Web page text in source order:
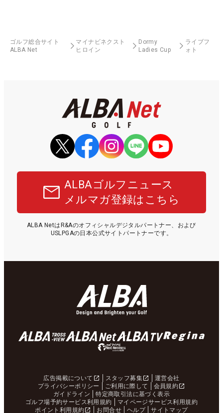
ゴルフ総合サイト
ALBA Net
マイナビネクスト
ヒロイン
Dormy
Ladies Cup
ライブフ
ォト
ALBAゴルフニュース
メルマガ登録はこちら
ALBA NetはR&Aのオフィシャルデジタルパートナー、および
USLPGAの日本公式サイトパートナーです。
広告掲載について スタッフ募集
運営会社
プライバシーポリシー
ご利用に際して
会員規約
ガイドライン
特定商取引法に基づく表示
ゴルフ場予約サービス利用規約
マイページサービス利用規約
ポイント利用規約
お問合せ ヘルプ サイトマップ